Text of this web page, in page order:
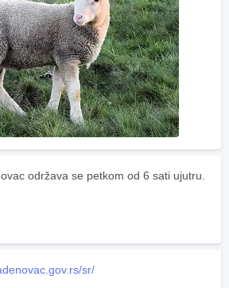
održava se petkom od 6 sati ujutru.
sr/